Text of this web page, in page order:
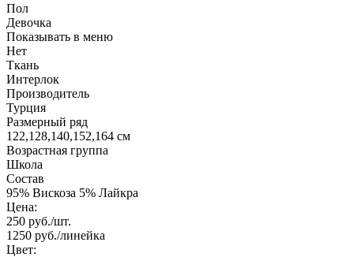
Пол
Девочка
Показывать в меню
Нет
Ткань
Интерлок
Производитель
Турция
Размерный ряд
122,128,140,152,164 см
Возрастная группа
Школа
Состав
95% Вискоза 5% Лайкра
Цена:
250 руб./шт.
1250 руб./линейка
Цвет: